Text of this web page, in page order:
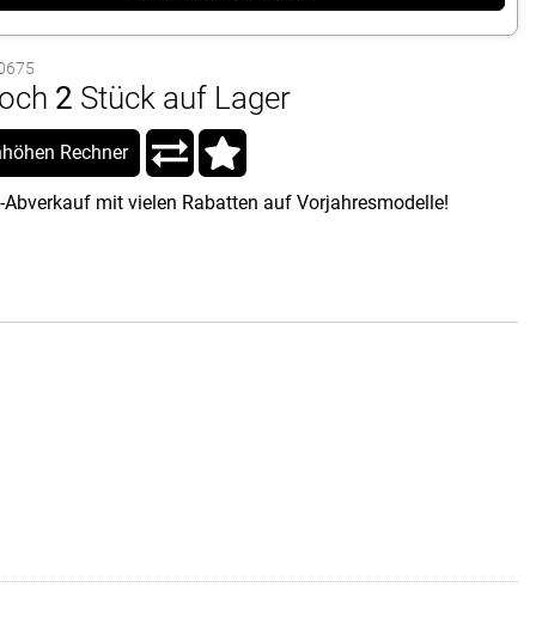
2 Stück auf Lager
Rechner
Abverkauf mit vielen Rabatten auf Vorjahresmodelle!